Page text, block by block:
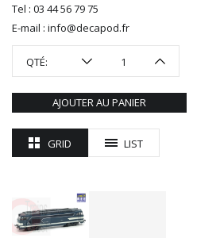
TAMIYA
TRAINS OUEST
Trains-O-Matic
TRIX
WIKING
WOODLAND SCENICS
Tel : 03 44 56 79 75
E-mail : info@decapod.fr
QTÉ:
AJOUTER AU PANIER
GRID LIST